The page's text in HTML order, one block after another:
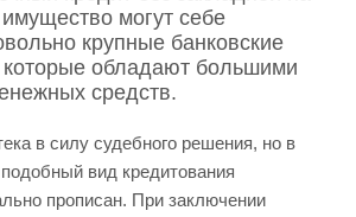
могут себе
крупные банковские
обладают большими
средств.
в силу судебного решения, но в
вид кредитования
прописан. При заключении